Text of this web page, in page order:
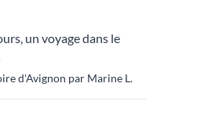
un voyage dans le
d'Avignon par Marine L.